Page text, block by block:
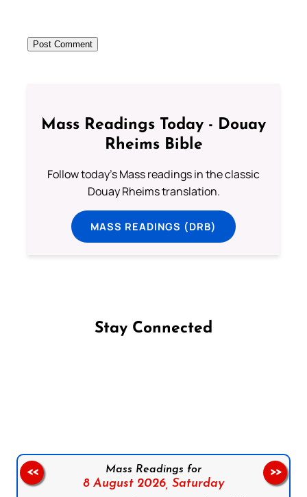
Mass Readings Today - Douay
Rheims Bible
Follow today's Mass readings in the classic
Douay Rheims translation.
MASS READINGS (DRB)
Stay Connected
Mass Readings for
8 August 2026, Saturday
<< >>